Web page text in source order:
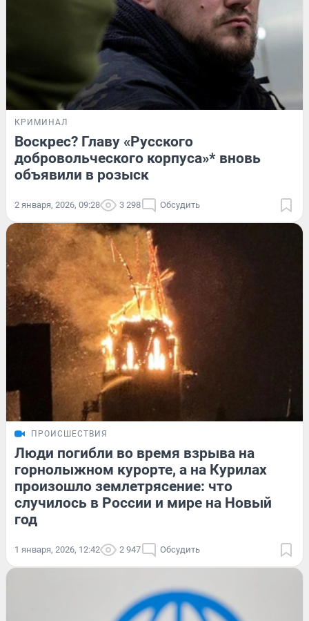
КРИМИНАЛ
Воскрес? Главу «Русского
добровольческого корпуса»* вновь
объявили в розыск
2 января, 2026, 09:28 3 298 Обсудить
ПРОИСШЕСТВИЯ
Люди погибли во время взрыва на
горнолыжном курорте, а на Курилах
произошло землетрясение: что
случилось в России и мире на Новый
год
1 января, 2026, 12:42 2 947 Обсудить